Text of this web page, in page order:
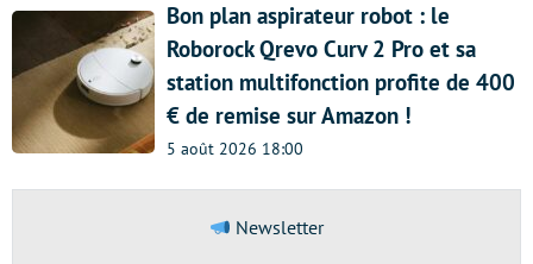
Bon plan aspirateur robot : le
Roborock Qrevo Curv 2 Pro et sa
station multifonction profite de 400
€ de remise sur Amazon !
5 août 2026 18:00
Newsletter